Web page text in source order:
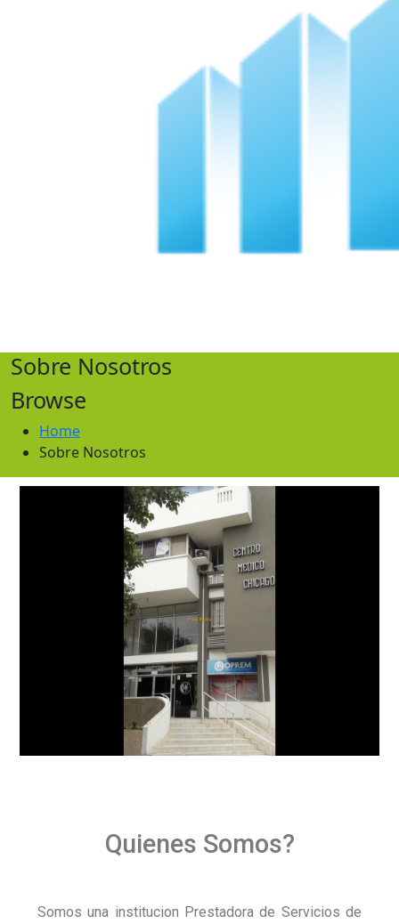
Sobre Nosotros
Browse
Home
Sobre Nosotros
Quienes Somos?
Somos una institucion Prestadora de Servicios de